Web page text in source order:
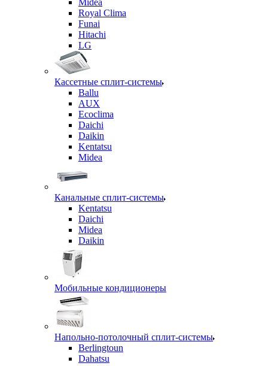
Midea
Royal Clima
Funai
Hitachi
LG
Кассетные сплит-системы
Ballu
AUX
Ecoclima
Daichi
Daikin
Kentatsu
Midea
Канальные сплит-системы
Kentatsu
Daichi
Midea
Daikin
Мобильные кондиционеры
Напольно-потолочный сплит-системы
Berlingtoun
Dahatsu